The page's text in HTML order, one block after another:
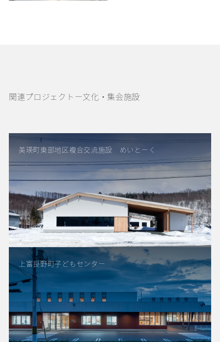
関連プロジェクトー文化・集会施設
美瑛町東部地区複合交流施設 めいとーく
上富良野町子どもセンター